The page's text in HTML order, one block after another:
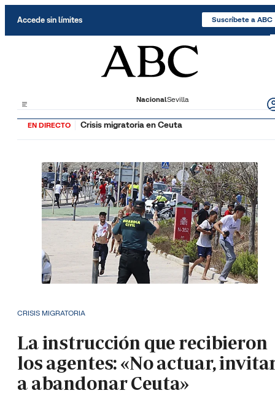
Accede sin límites Suscríbete a ABC
NacionalSevilla
EN DIRECTO Crisis migratoria en Ceuta
CRISIS MIGRATORIA
La instrucción que recibieron
los agentes: «No actuar,
a abandonar Ceuta»